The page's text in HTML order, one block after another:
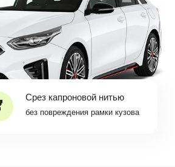
Срез капроновой нитью
без повреждения рамки кузова